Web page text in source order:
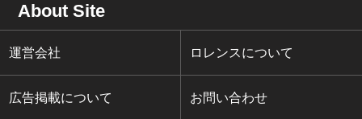
About Site
運営会社 ロレンスについて
広告掲載について お問い合わせ